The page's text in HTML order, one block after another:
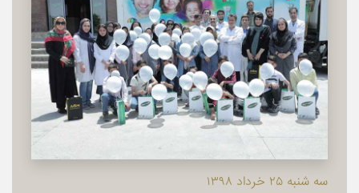
سه شنبه ۲۵ خرداد ۱۳۹۸